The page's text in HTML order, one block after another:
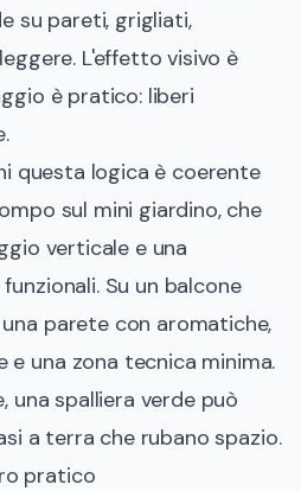
su pareti, grigliati,
L'effetto visivo è
è pratico: liberi
questa logica è coerente
sul mini giardino, che
verticale e una
Su un balcone
parete con aromatiche,
e una zona tecnica minima.
una spalliera verde può
a terra che rubano spazio.
pratico